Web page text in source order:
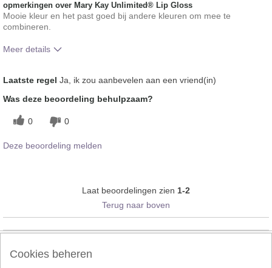
opmerkingen over Mary Kay Unlimited® Lip Gloss
Mooie kleur en het past goed bij andere kleuren om mee te
combineren.
Meer details
met andere door je gebruikte merken
decoratieve make-up?
Laatste regel Ja, ik zou aanbevelen aan een vriend(in)
Was deze beoordeling behulpzaam?
0 0
Deze beoordeling melden
Laat beoordelingen zien 1-2
Terug naar boven
Cookies beheren